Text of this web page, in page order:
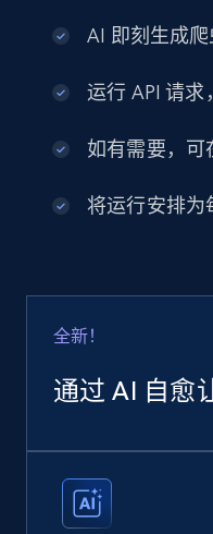
AI 即刻生成爬
运行 API 请
如有需要，可
将运行安排为
全新！
通过 AI 自愈